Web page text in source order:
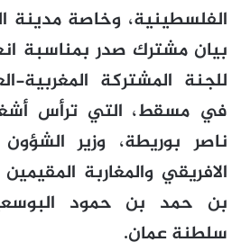
الفلسطينية، وخاصة
بيان مشترك صدر بمناسبة
للجنة المشتركة المغربية-
في مسقط، التي ترأس
ناصر بوريطة، وزير الشؤون
الافريقي والمغاربة
بن حمد بن حمود
سلطنة عمان.